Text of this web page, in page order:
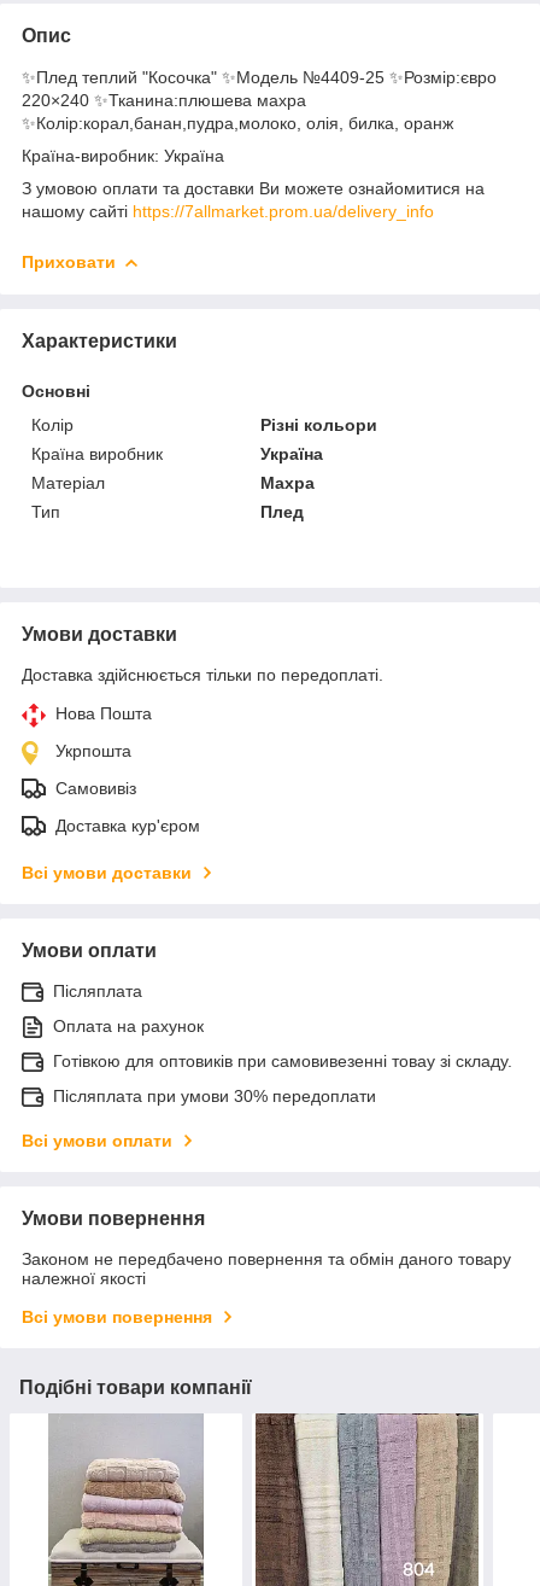
Опис
✨Плед теплий "Косочка" ✨Модель №4409-25 ✨Розмір:євро
220×240 ✨Тканина:плюшева махра
✨Колір:корал,банан,пудра,молоко, олія, билка, оранж
Країна-виробник: Україна
З умовою оплати та доставки Ви можете ознайомитися на
нашому сайті https://7allmarket.prom.ua/delivery_info
Приховати
Характеристики
Основні
Колір
Різні кольори
Країна виробник
Україна
Матеріал
Махра
Тип
Плед
Умови доставки
Доставка здійснюється тільки по передоплаті.
Нова Пошта
Укрпошта
Самовивіз
Доставка кур'єром
Всі умови доставки
Умови оплати
Післяплата
Оплата на рахунок
Готівкою для оптовиків при самовивезенні товау зі складу.
Післяплата при умови 30% передоплати
Всі умови оплати
Умови повернення
Законом не передбачено повернення та обмін даного товару
належної якості
Всі умови повернення
Подібні товари компанії